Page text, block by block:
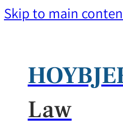
Skip to main
Law